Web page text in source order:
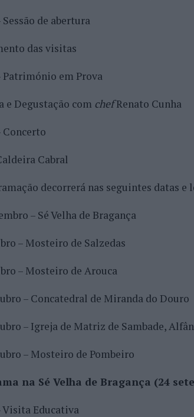
Sessão de abertura
das visitas
Património em Prova
e Degustação com chefRenato Cunha
Concerto
Cabral
decorrerá nas seguintes datas e
– Sé Velha de Bragança
– Mosteiro de Salzedas
– Mosteiro de Arouca
– Concatedral de Miranda do Douro
– Igreja de Matriz de Sambade,
– Mosteiro de Pombeiro
na Sé Velha de Bragança (24
Visita Educativa